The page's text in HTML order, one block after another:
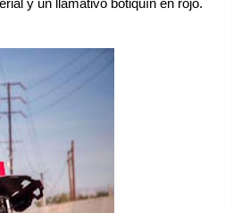
y un llamativo botiquín en rojo.